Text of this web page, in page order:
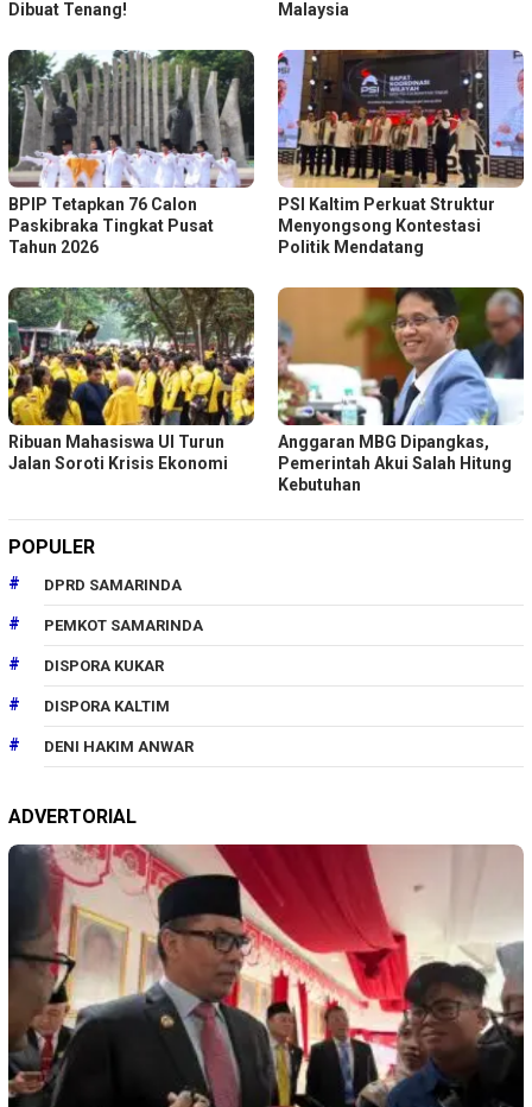
Dibuat Tenang! Malaysia
BPIP Tetapkan 76 Calon
Paskibraka Tingkat Pusat
Tahun 2026
PSI Kaltim Perkuat Struktur
Menyongsong Kontestasi
Politik Mendatang
Ribuan Mahasiswa UI Turun
Jalan Soroti Krisis Ekonomi
Anggaran MBG Dipangkas,
Pemerintah Akui Salah Hitung
Kebutuhan
POPULER
DPRD SAMARINDA
PEMKOT SAMARINDA
DISPORA KUKAR
DISPORA KALTIM
DENI HAKIM ANWAR
ADVERTORIAL